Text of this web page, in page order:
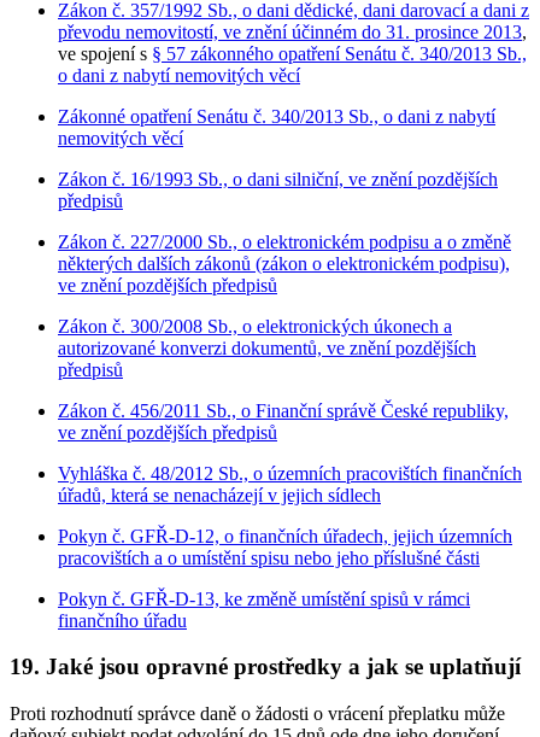
Zákon č. 357/1992 Sb., o dani dědické, dani darovací a dani z
převodu nemovitostí, ve znění účinném do 31. prosince 2013,
ve spojení s § 57 zákonného opatření Senátu č. 340/2013 Sb.,
o dani z nabytí nemovitých věcí
Zákonné opatření Senátu č. 340/2013 Sb., o dani z nabytí
nemovitých věcí
Zákon č. 16/1993 Sb., o dani silniční, ve znění pozdějších
předpisů
Zákon č. 227/2000 Sb., o elektronickém podpisu a o změně
některých dalších zákonů (zákon o elektronickém podpisu),
ve znění pozdějších předpisů
Zákon č. 300/2008 Sb., o elektronických úkonech a
autorizované konverzi dokumentů, ve znění pozdějších
předpisů
Zákon č. 456/2011 Sb., o Finanční správě České republiky,
ve znění pozdějších předpisů
Vyhláška č. 48/2012 Sb., o územních pracovištích finančních
úřadů, která se nenacházejí v jejich sídlech
Pokyn č. GFŘ-D-12, o finančních úřadech, jejich územních
pracovištích a o umístění spisu nebo jeho příslušné části
Pokyn č. GFŘ-D-13, ke změně umístění spisů v rámci
finančního úřadu
19. Jaké jsou opravné prostředky a jak se uplatňují
Proti rozhodnutí správce daně o žádosti o vrácení přeplatku může